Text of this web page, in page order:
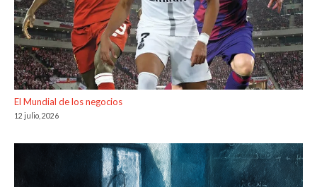
El Mundial de los negocios
12 julio, 2026